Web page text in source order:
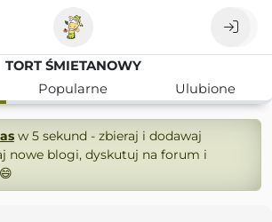
TORT ŚMIETANOWY
Popularne Ulubione
w 5 sekund - zbieraj i dodawaj
nowe blogi, dyskutuj na forum i